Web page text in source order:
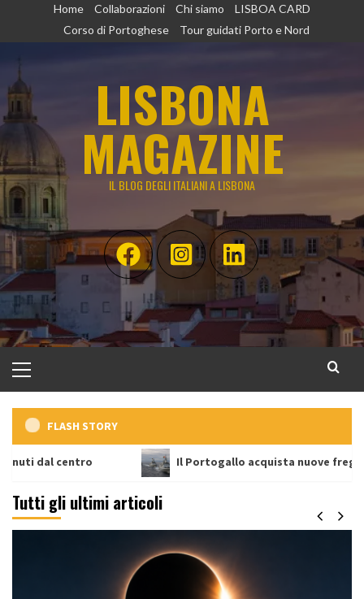
Home Collaborazioni Chi siamo
LISBOA CARD
Corso di Portoghese
Tour guidati Porto e Nord
LISBONA
MAGAZINE
IL BLOG DEGLI ITALIANI A LISBONA
principale
FLASH STORY
Il Portogallo acquista nuove fregate
Tutti gli ultimi articoli